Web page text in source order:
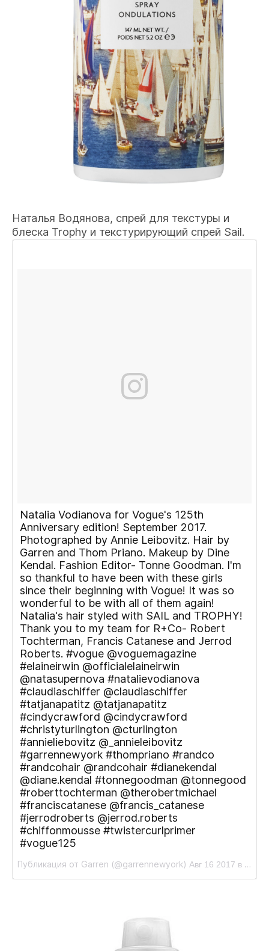
Наталья Водянова, спрей для текстуры и
блеска Trophy и текстурирующий спрей Sail.
Natalia Vodianova for Vogue's 125th
Anniversary edition! September 2017.
Photographed by Annie Leibovitz. Hair by
Garren and Thom Priano. Makeup by Dine
Kendal. Fashion Editor- Tonne Goodman. I'm
so thankful to have been with these girls
since their beginning with Vogue! It was so
wonderful to be with all of them again!
Natalia's hair styled with SAIL and TROPHY!
Thank you to my team for R+Co- Robert
Tochterman, Francis Catanese and Jerrod
Roberts. #vogue @voguemagazine
#elaineirwin @officialelaineirwin
@natasupernova #natalievodianova
#claudiaschiffer @claudiaschiffer
#tatjanapatitz @tatjanapatitz
#cindycrawford @cindycrawford
#christyturlington @cturlington
#annieliebovitz @_annieleibovitz
#garrennewyork #thompriano #randco
#randcohair @randcohair #dianekendal
@diane.kendal #tonnegoodman @tonnegood
#roberttochterman @therobertmichael
#franciscatanese @francis_catanese
#jerrodroberts @jerrod.roberts
#chiffonmousse #twistercurlprimer
#vogue125
Публикация от Garren (@garrennewyork) Авг 16 2017 в 8:21 PDT